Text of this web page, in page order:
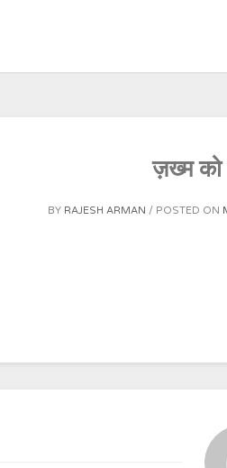
ज़ख्म को
BY RAJESH ARMAN POSTED ON